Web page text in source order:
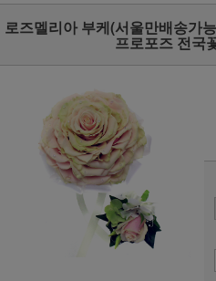
로즈멜리아 부케(서울만배송가
프로포즈 전국